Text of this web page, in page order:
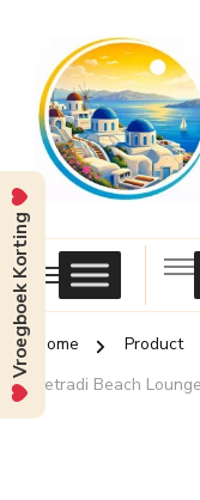
Home Product
Petradi Beach
Vroegboek Korting